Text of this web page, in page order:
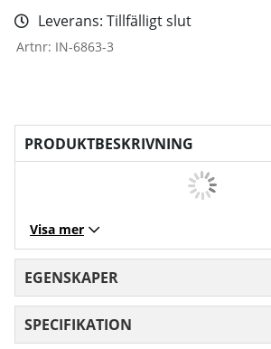
Leverans: Tillfälligt slut
Artnr: IN-6863-3
PRODUKTBESKRIVNING
Visa mer
EGENSKAPER
SPECIFIKATION